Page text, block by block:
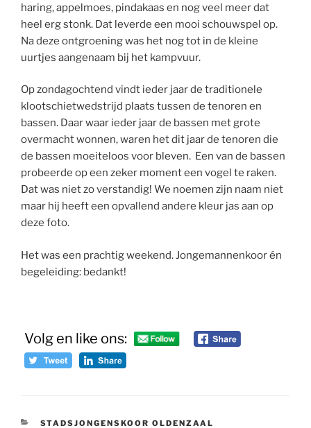
haring, appelmoes, pindakaas en nog veel meer dat
heel erg stonk. Dat leverde een mooi schouwspel op.
Na deze ontgroening was het nog tot in de kleine
uurtjes aangenaam bij het kampvuur.
Op zondagochtend vindt ieder jaar de traditionele
klootschietwedstrijd plaats tussen de tenoren en
bassen. Daar waar ieder jaar de bassen met grote
overmacht wonnen, waren het dit jaar de tenoren die
de bassen moeiteloos voor bleven. Een van de bassen
probeerde op een zeker moment een vogel te raken.
Dat was niet zo verstandig! We noemen zijn naam niet
maar hij heeft een opvallend andere kleur jas aan op
deze foto.
Het was een prachtig weekend. Jongemannenkoor én
begeleiding: bedankt!
Volg en like ons:
CATEGORIEËN
STADSJONGENSKOOR OLDENZAAL